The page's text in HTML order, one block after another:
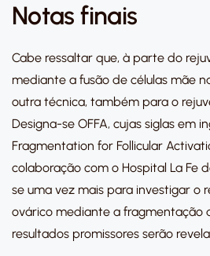
Notas finais
Cabe ressaltar que, à parte do
mediante a fusão de células mãe
outra técnica, também para o
Designa-se OFFA, cujas siglas em
Fragmentation for Follicular
colaboração com o Hospital La Fe
se uma vez mais para investigar o
ovárico mediante a fragmentação
resultados promissores serão